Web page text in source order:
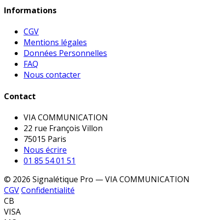
Informations
CGV
Mentions légales
Données Personnelles
FAQ
Nous contacter
Contact
VIA COMMUNICATION
22 rue François Villon
75015 Paris
Nous écrire
01 85 54 01 51
© 2026 Signalétique Pro — VIA COMMUNICATION
CGVConfidentialité
CB
VISA